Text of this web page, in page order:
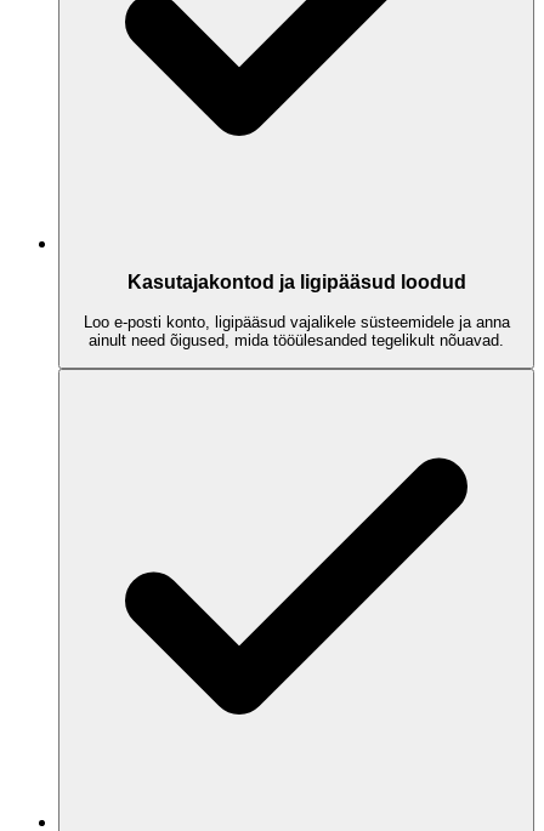
Kasutajakontod ja ligipääsud loodud
Loo e-posti konto, ligipääsud vajalikele süsteemidele ja anna
ainult need õigused, mida tööülesanded tegelikult nõuavad.